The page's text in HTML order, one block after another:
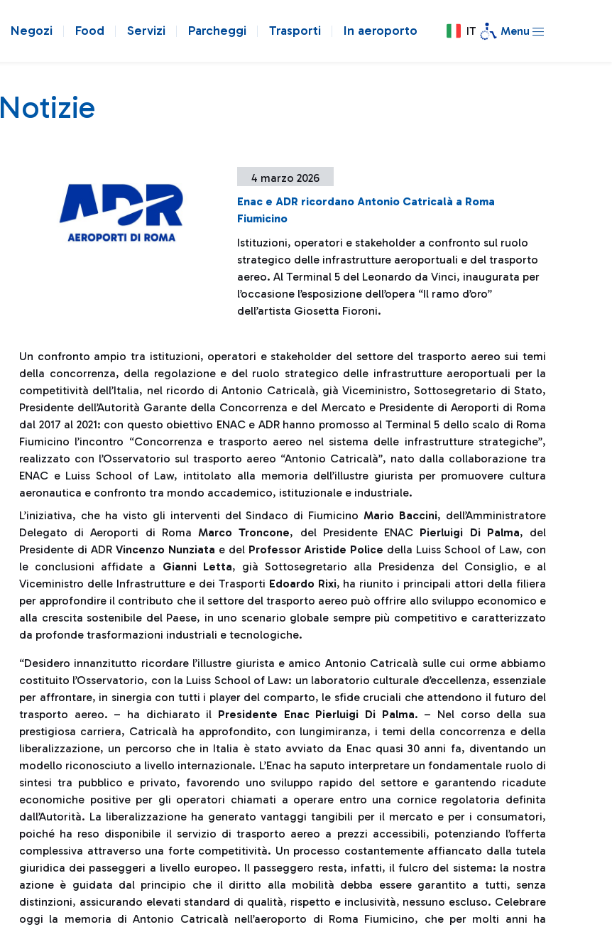
Negozi Food Servizi Parcheggi Trasporti In aeroporto IT Menu
Notizie
4 marzo 2026
Enac e ADR ricordano Antonio Catricalà a Roma
Fiumicino
Istituzioni, operatori e stakeholder a confronto sul ruolo
strategico delle infrastrutture aeroportuali e del trasporto
aereo. Al Terminal 5 del Leonardo da Vinci, inaugurata per
l’occasione l’esposizione dell’opera “Il ramo d’oro”
dell’artista Giosetta Fioroni.
Un confronto ampio tra istituzioni, operatori e stakeholder del settore del trasporto aereo sui temi
della concorrenza, della regolazione e del ruolo strategico delle infrastrutture aeroportuali per la
competitività dell’Italia, nel ricordo di Antonio Catricalà, già Viceministro, Sottosegretario di Stato,
Presidente dell’Autorità Garante della Concorrenza e del Mercato e Presidente di Aeroporti di Roma
dal 2017 al 2021: con questo obiettivo ENAC e ADR hanno promosso al Terminal 5 dello scalo di Roma
Fiumicino l’incontro “Concorrenza e trasporto aereo nel sistema delle infrastrutture strategiche”,
realizzato con l’Osservatorio sul trasporto aereo “Antonio Catricalà”, nato dalla collaborazione tra
ENAC e Luiss School of Law, intitolato alla memoria dell’illustre giurista per promuovere cultura
aeronautica e confronto tra mondo accademico, istituzionale e industriale.
L’iniziativa, che ha visto gli interventi del Sindaco di FiumicinoMario Baccini, dell’Amministratore
Delegato di Aeroporti di RomaMarco Troncone, del Presidente ENAC Pierluigi Di Palma, del
Presidente di ADR Vincenzo Nunziata e del Professor Aristide Police della Luiss School of Law, con
le conclusioni affidate a Gianni Letta, già Sottosegretario alla Presidenza del Consiglio, e al
Viceministro delle Infrastrutture e dei Trasporti Edoardo Rixi, ha riunito i principali attori della filiera
per approfondire il contributo che il settore del trasporto aereo può offrire allo sviluppo economico e
alla crescita sostenibile del Paese, in uno scenario globale sempre più competitivo e caratterizzato
da profonde trasformazioni industriali e tecnologiche.
“Desidero innanzitutto ricordare l’illustre giurista e amico Antonio Catricalà sulle cui orme abbiamo
costituito l’Osservatorio, con la Luiss School of Law: un laboratorio culturale d’eccellenza, essenziale
per affrontare, in sinergia con tutti i player del comparto, le sfide cruciali che attendono il futuro del
trasporto aereo. – ha dichiarato il Presidente Enac Pierluigi Di Palma. – Nel corso della sua
prestigiosa carriera, Catricalà ha approfondito, con lungimiranza, i temi della concorrenza e della
liberalizzazione, un percorso che in Italia è stato avviato da Enac quasi 30 anni fa, diventando un
modello riconosciuto a livello internazionale. L’Enac ha saputo interpretare un fondamentale ruolo di
sintesi tra pubblico e privato, favorendo uno sviluppo rapido del settore e garantendo ricadute
economiche positive per gli operatori chiamati a operare entro una cornice regolatoria definita
dall’Autorità. La liberalizzazione ha generato vantaggi tangibili per il mercato e per i consumatori,
poiché ha reso disponibile il servizio di trasporto aereo a prezzi accessibili, potenziando l’offerta
complessiva attraverso una forte competitività. Un processo costantemente affiancato dalla tutela
giuridica dei passeggeri a livello europeo. Il passeggero resta, infatti, il fulcro del sistema: la nostra
azione è guidata dal principio che il diritto alla mobilità debba essere garantito a tutti, senza
distinzioni, assicurando elevati standard di qualità, rispetto e inclusività, nessuno escluso. Celebrare
oggi la memoria di Antonio Catricalà nell’aeroporto di Roma Fiumicino, che per molti anni ha